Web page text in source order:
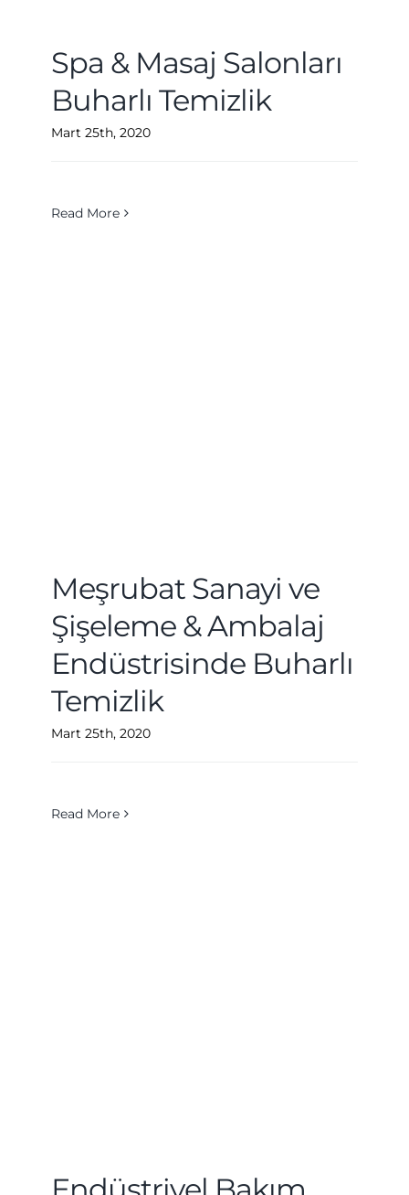
Spa & Masaj Salonları
Buharlı Temizlik
Mart 25th, 2020
Read More
Meşrubat Sanayi ve
Şişeleme & Ambalaj
Endüstrisinde Buharlı
Temizlik
Mart 25th, 2020
Read More